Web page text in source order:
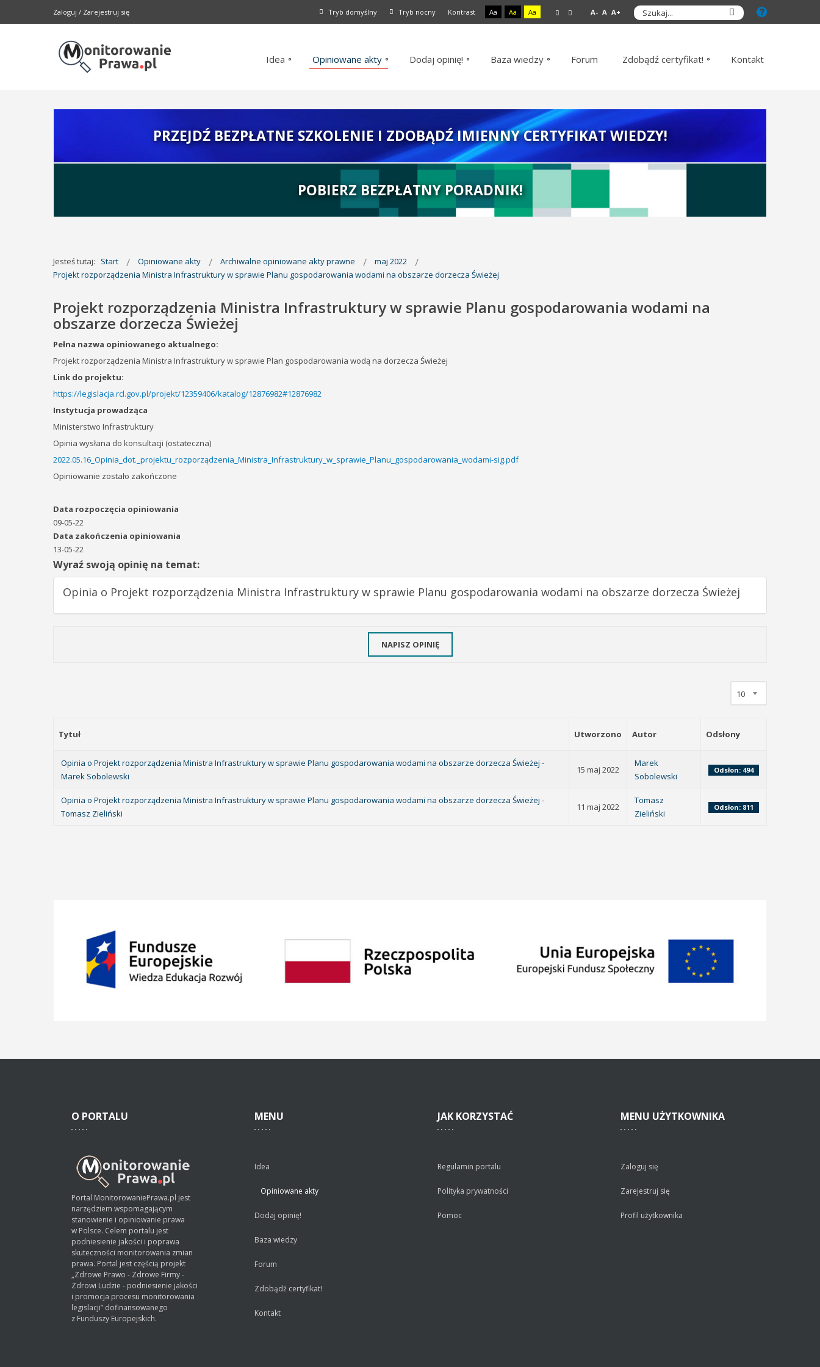
Zaloguj / Zarejestruj się Tryb domyślny Tryb nocny Kontrast Aa Aa Aa A- A A+
Idea Opiniowane akty Dodaj opinię! Baza wiedzy Forum Zdobądź certyfikat! Kontakt
PRZEJDŹ BEZPŁATNE SZKOLENIE I ZDOBĄDŹ IMIENNY CERTYFIKAT WIEDZY!
POBIERZ BEZPŁATNY PORADNIK!
Jesteś tutaj: Start Opiniowane akty Archiwalne opiniowane akty prawne
maj 2022
Projekt rozporządzenia Ministra Infrastruktury w sprawie Planu gospodarowania wodami na obszarze dorzecza Świeżej
Projekt rozporządzenia Ministra Infrastruktury w sprawie Planu gospodarowania wodami na
obszarze dorzecza Świeżej
Pełna nazwa opiniowanego aktualnego:
Projekt rozporządzenia Ministra Infrastruktury w sprawie Plan gospodarowania wodą na dorzecza Świeżej
Link do projektu:
https://legislacja.rcl.gov.pl/projekt/12359406/katalog/12876982#12876982
Instytucja prowadząca
Ministerstwo Infrastruktury
Opinia wysłana do konsultacji (ostateczna)
2022.05.16_Opinia_dot._projektu_rozporządzenia_Ministra_Infrastruktury_w_sprawie_Planu_gospodarowania_wodami-sig.pdf
Opiniowanie zostało zakończone
Data rozpoczęcia opiniowania
09-05-22
Data zakończenia opiniowania
13-05-22
Wyraź swoją opinię na temat:
Opinia o Projekt rozporządzenia Ministra Infrastruktury w sprawie Planu gospodarowania wodami na obszarze dorzecza Świeżej
NAPISZ OPINIĘ
10
Tytuł Utworzono Autor Odsłony
Opinia o Projekt rozporządzenia Ministra Infrastruktury w sprawie Planu gospodarowania wodami na obszarze dorzecza Świeżej -
Marek Sobolewski
15 maj 2022
Marek
Sobolewski
Odsłon: 494
Opinia o Projekt rozporządzenia Ministra Infrastruktury w sprawie Planu gospodarowania wodami na obszarze dorzecza Świeżej -
Tomasz Zieliński
11 maj 2022
Tomasz
Zieliński
Odsłon: 811
O PORTALU
Portal MonitorowaniePrawa.pl jest
narzędziem wspomagającym
stanowienie i opiniowanie prawa
w Polsce. Celem portalu jest
podniesienie jakości i poprawa
skuteczności monitorowania zmian
prawa. Portal jest częścią projekt
„Zdrowe Prawo - Zdrowe Firmy -
Zdrowi Ludzie - podniesienie jakości
i promocja procesu monitorowania
legislacji” dofinansowanego
z Funduszy Europejskich.
MENU
Idea
Opiniowane akty
Dodaj opinię!
Baza wiedzy
Forum
Zdobądź certyfikat!
Kontakt
JAK KORZYSTAĆ
Regulamin portalu
Polityka prywatności
Pomoc
MENU UŻYTKOWNIKA
Zaloguj się
Zarejestruj się
Profil użytkownika